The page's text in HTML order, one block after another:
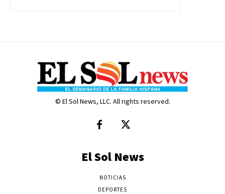
© El Sol News, LLC. All rights reserved.
El Sol News
NOTICIAS
DEPORTES